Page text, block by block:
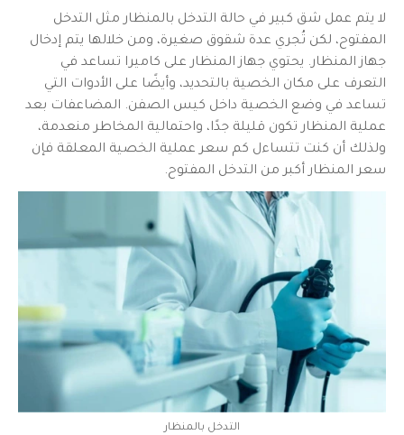
لا يتم عمل شق كبير في حالة التدخل بالمنظار مثل التدخل
المفتوح، لكن تُجري عدة شقوق صغيرة، ومن خلالها يتم إدخال
جهاز المنظار. يحتوي جهاز المنظار على كاميرا تساعد في
التعرف على مكان الخصية بالتحديد، وأيضًا على الأدوات التي
تساعد في وضع الخصية داخل كيس الصفن. المضاعفات بعد
عملية المنظار تكون قليلة جدًا، واحتمالية المخاطر منعدمة،
ولذلك أن كنت تتساءل كم سعر عملية الخصية المعلقة فإن
سعر المنظار أكبر من التدخل المفتوح.
التدخل بالمنظار